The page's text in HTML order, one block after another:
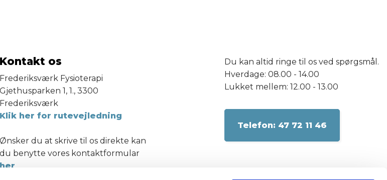
Kontakt os
​Frederiksværk Fysioterapi
Gjethusparken 1, 1., 3300
Frederiksværk
Klik her for rutevejledning
Ønsker du at skrive til os direkte kan
du benytte vores kontaktformular
her
Du kan altid ringe til os ved spørgsmål.
Hverdage: 08.00 - 14.00
Lukket mellem: 12.00 - 13.00
​Telefon: 47 72 11 46